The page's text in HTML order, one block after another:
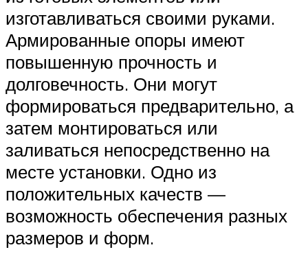
изготавливаться своими руками.
Армированные опоры имеют
повышенную прочность и
долговечность. Они могут
формироваться предварительно, а
затем монтироваться или
заливаться непосредственно на
месте установки. Одно из
положительных качеств —
возможность обеспечения разных
размеров и форм.